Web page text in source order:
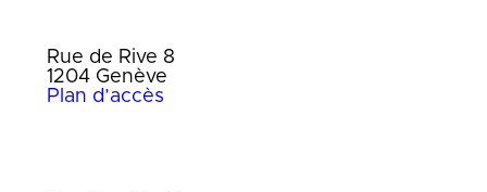
Rue de Rive 8
1204 Genève
Plan d’accès